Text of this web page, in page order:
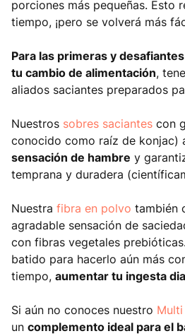
porciones más pequeñas. Esto
tiempo, ¡pero se volverá más
Para las primeras y
tu cambio de alimentación,
aliados saciantes preparados
Nuestros sobres saciantes con
conocido como raíz de konjac)
sensación de hambre y
temprana y duradera
Nuestra fibra en polvo también
agradable sensación de
con fibras vegetales
batido para hacerlo aún más
tiempo, aumentar tu ingesta
Si aún no conoces nuestro
un complemento ideal para el